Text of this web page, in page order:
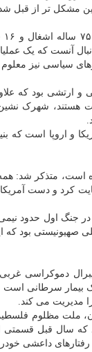
مشکل تر از قبل
آنست که یک
کوچ دهد. در محورهای
ارتشی بود که
هستند، شهرک
و اروپا است که
آمریکا بر کشتار ۳۰۰ میلیون
کرد و دست
اول حدود نیمی
بود که
دموکراسی
یک بیمار سرطانی
مدیریت می کند.
ملت مظلوم
که سال قبل
داعشی